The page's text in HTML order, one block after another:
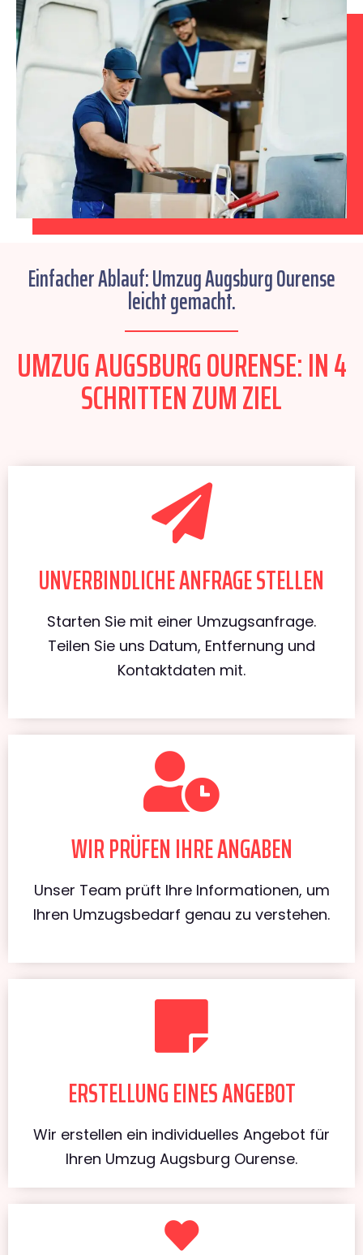
Einfacher Ablauf: Umzug Augsburg Ourense
leicht gemacht.
UMZUG AUGSBURG OURENSE: IN 4
SCHRITTEN ZUM ZIEL
UNVERBINDLICHE ANFRAGE STELLEN
Starten Sie mit einer Umzugsanfrage.
Teilen Sie uns Datum, Entfernung und
Kontaktdaten mit.
WIR PRÜFEN IHRE ANGABEN
Unser Team prüft Ihre Informationen, um
Ihren Umzugsbedarf genau zu verstehen.
ERSTELLUNG EINES ANGEBOT
Wir erstellen ein individuelles Angebot für
Ihren Umzug Augsburg Ourense.